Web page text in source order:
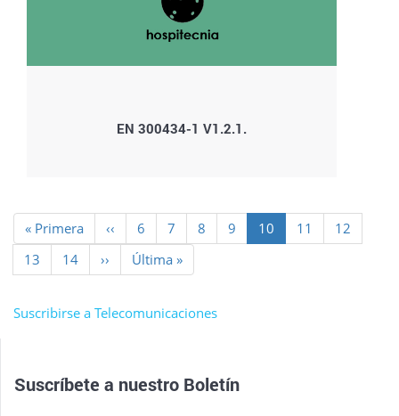
EN 300434-1 V1.2.1.
Paginación
Primera
página
« Primera
Página
anterior
‹‹ Page
6 Page
7 Page
8 Page
9
Página
actual
10 Page
11 Page
12
Page
13 Page
14
Siguiente
página
››
Última
página
Última »
Suscribirse a Telecomunicaciones
Suscríbete a nuestro Boletín